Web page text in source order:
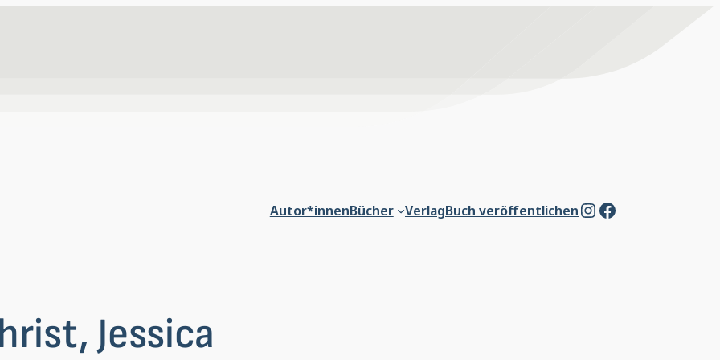
Autor*innenBücher VerlagBuch veröffentlichenInstagram
Facebook
Jessica